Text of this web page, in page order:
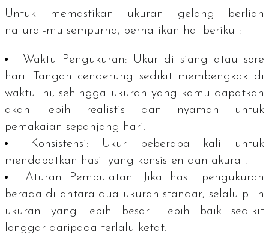
Untuk memastikan ukuran gelang berlian
natural -mu sempurna, perhatikan hal berikut:
Waktu Pengukuran: Ukur di siang atau sore
hari. Tangan cenderung sedikit membengkak di
waktu ini, sehingga ukuran yang kamu dapatkan
akan lebih realistis dan nyaman untuk
pemakaian sepanjang hari.
Konsistensi: Ukur beberapa kali untuk
mendapatkan hasil yang konsisten dan akurat.
Aturan Pembulatan:
Jika hasil pengukuran
berada di antara dua ukuran standar, selalu pilih
ukuran yang lebih besar. Lebih baik sedikit
longgar daripada terlalu ketat.